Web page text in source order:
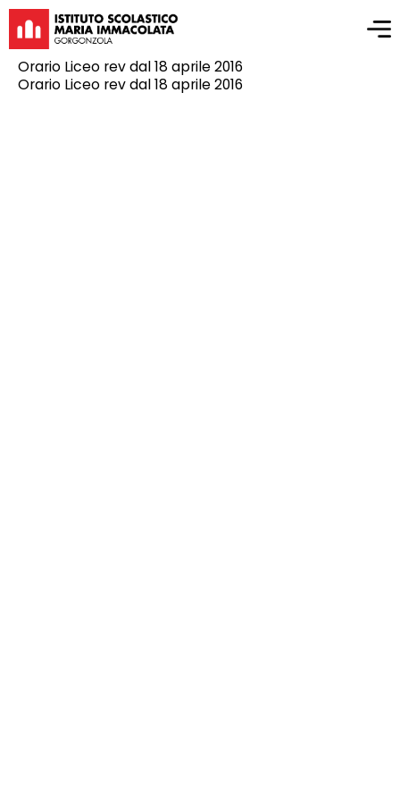
Orario Liceo rev dal 18 aprile 2016
Orario Liceo rev dal 18 aprile 2016